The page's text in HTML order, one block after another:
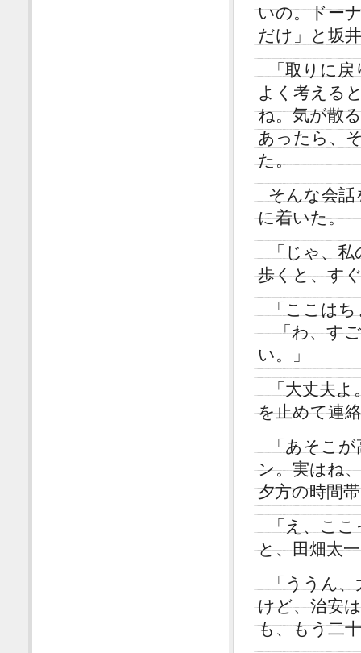
いの。ドー
だけ」と坂
「取りに
よく考える
ね。気が散
あったら、
た。
そんな会
に着いた。
「じゃ、
歩くと、す
「ここは
「わ、すご
い。」
「大丈夫
を止めて連
「あそこ
ン。実はね
夕方の時間
「え、こ
と、田畑太
「ううん
けど、治安
も、もう二